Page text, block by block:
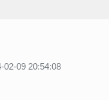
02-09 20:54:08